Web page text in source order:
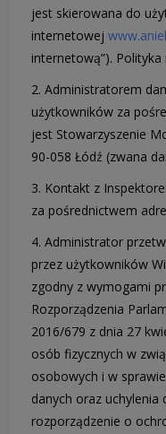
jest skierowana do
internetowej
internetową”).
2. Administratorem
użytkowników za
jest Stowarzyszenie
90-058 Łódź (zwana
3. Kontakt z
za pośrednictwem
4. Administrator
przez użytkowników
zgodny z wymogami
Rozporządzenia
2016/679 z dnia 27
osób fizycznych w
osobowych i w
danych oraz uchylenia
rozporządzenie o